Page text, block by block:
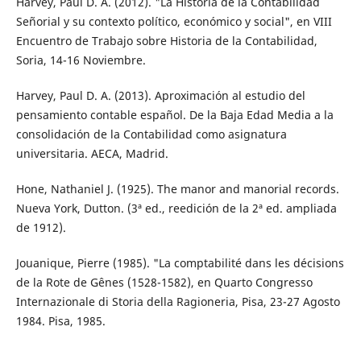
Señorial y su contexto político, económico y social", en VIII
Encuentro de Trabajo sobre Historia de la Contabilidad,
Soria, 14-16 Noviembre.
Harvey, Paul D. A. (2013). Aproximación al estudio del
pensamiento contable español. De la Baja Edad Media a la
consolidación de la Contabilidad como asignatura
universitaria. AECA, Madrid.
Hone, Nathaniel J. (1925). The manor and manorial records.
Nueva York, Dutton. (3ª ed., reedición de la 2ª ed. ampliada
de 1912).
Jouanique, Pierre (1985). "La comptabilité dans les décisions
de la Rote de Gênes (1528-1582), en Quarto Congresso
Internazionale di Storia della Ragioneria, Pisa, 23-27 Agosto
1984. Pisa, 1985.